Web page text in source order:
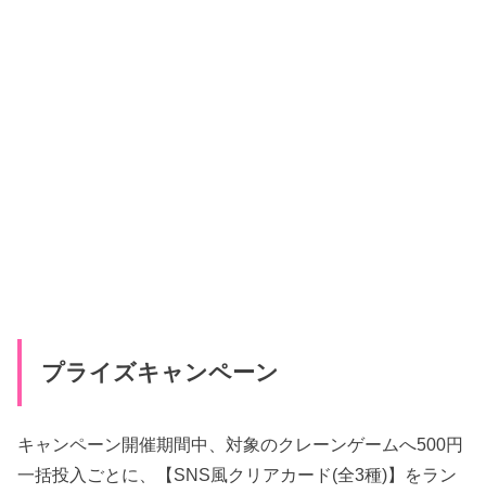
プライズキャンペーン
キャンペーン開催期間中、対象のクレーンゲームへ500円
一括投入ごとに、【SNS風クリアカード(全3種)】をラン